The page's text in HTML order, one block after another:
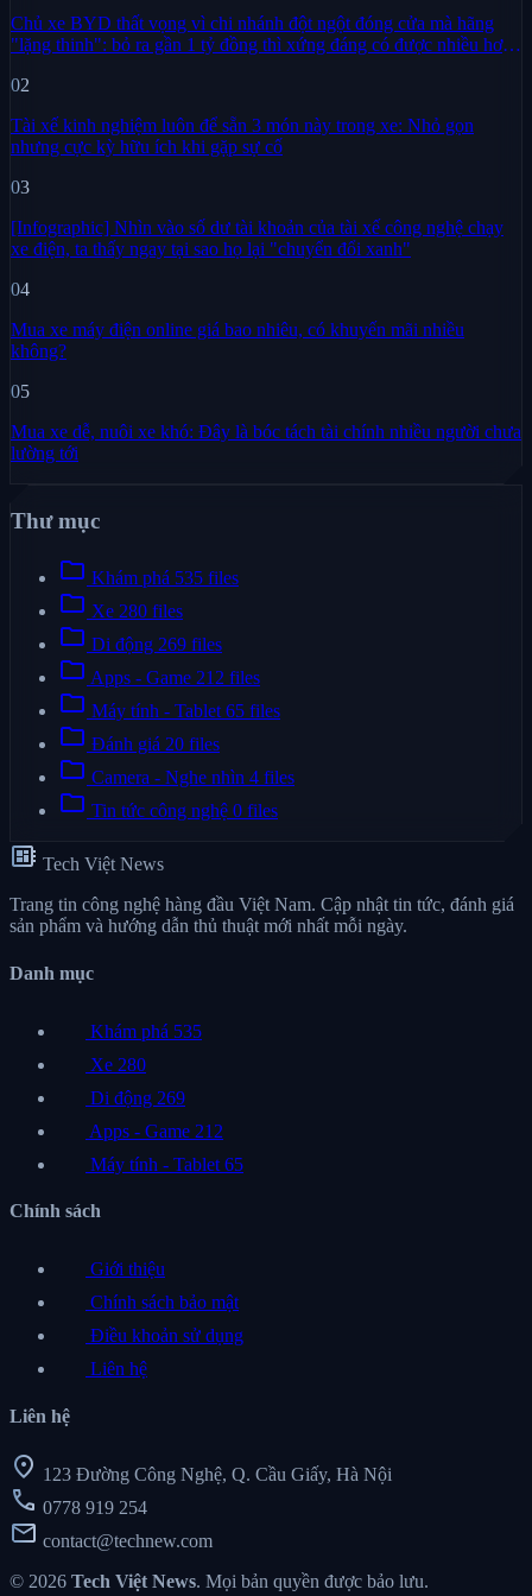
Chủ xe BYD thất vọng vì chi nhánh đột ngột đóng cửa mà hãng
"lặng thinh": bỏ ra gần 1 tỷ đồng thì xứng đáng có được nhiều hơn
02
Tài xế kinh nghiệm luôn để sẵn 3 món này trong xe: Nhỏ gọn
nhưng cực kỳ hữu ích khi gặp sự cố
03
[Infographic] Nhìn vào số dư tài khoản của tài xế công nghệ chạy
xe điện, ta thấy ngay tại sao họ lại "chuyển đổi xanh"
04
Mua xe máy điện online giá bao nhiêu, có khuyến mãi nhiều
không?
05
Mua xe dễ, nuôi xe khó: Đây là bóc tách tài chính nhiều người chưa
lường tới
Thư mục
folder Khám phá 535 files
folder Xe 280 files
folder Di động 269 files
folder Apps - Game 212 files
folder Máy tính - Tablet 65 files
folder Đánh giá 20 files
folder Camera - Nghe nhìn 4 files
folder Tin tức công nghệ 0 files
developer_board Tech Việt News
Trang tin công nghệ hàng đầu Việt Nam. Cập nhật tin tức, đánh giá
sản phẩm và hướng dẫn thủ thuật mới nhất mỗi ngày.
Danh mục
Khám phá 535
Xe 280
Di động 269
Apps - Game 212
Máy tính - Tablet 65
Chính sách
Giới thiệu
Chính sách bảo mật
Điều khoản sử dụng
Liên hệ
Liên hệ
location_on 123 Đường Công Nghệ, Q. Cầu Giấy, Hà Nội
call 0778 919 254
mail contact@technew.com
© 2026 Tech Việt News. Mọi bản quyền được bảo lưu.